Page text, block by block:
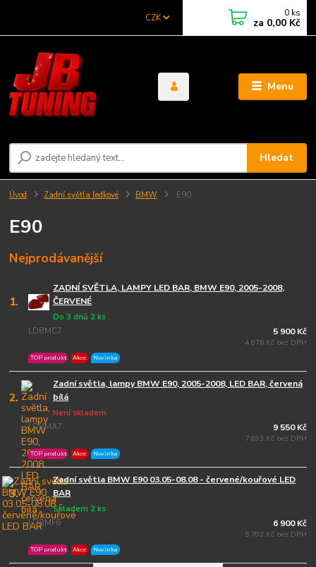
Menu
CZK
Hledat
0 ks
za 0,00 Kč
Úvod Zadní světla ledkové BMW E90
E90
Nejprodávanější
1.
ZADNÍ SVĚTLA, LAMPY LED BAR, BMW E90, 2005-2008,
ČERVENÉ
LDBMC7
Do 3 dnů 2 ks
TOP produkt Akce Novinka
5 900 Kč
4 876 Kč bez DPH
2.
Zadní světla, lampy BMW E90, 2005-2008, LED BAR, červená
bílá
LDBMA7
Není skladem
TOP produkt Akce Novinka
9 550 Kč
7 893 Kč bez DPH
3.
Zadní světla BMW E90 03.05-08.08 - červené/kouřové LED
BAR
LDBMF6
Skladem 2 ks
TOP produkt Akce Novinka
6 900 Kč
5 702 Kč bez DPH